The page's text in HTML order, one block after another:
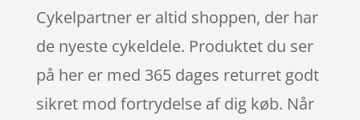
Cykelpartner er altid shoppen, der har
de nyeste cykeldele. Produktet du ser
på her er med 365 dages returret godt
sikret mod fortrydelse af dig køb. Når